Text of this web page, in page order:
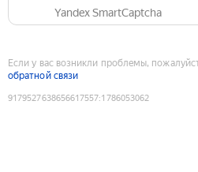
Yandex SmartCaptcha
Если у вас возникли проблемы,
обратной связи
9179527638656617557:1786053062